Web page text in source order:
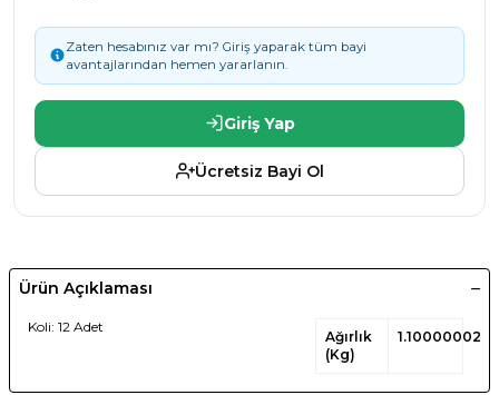
Zaten hesabınız var mı? Giriş yaparak tüm bayi
avantajlarından hemen yararlanın.
Giriş Yap
Ücretsiz Bayi Ol
Ürün Açıklaması
Koli: 12 Adet
Ağırlık
(Kg)